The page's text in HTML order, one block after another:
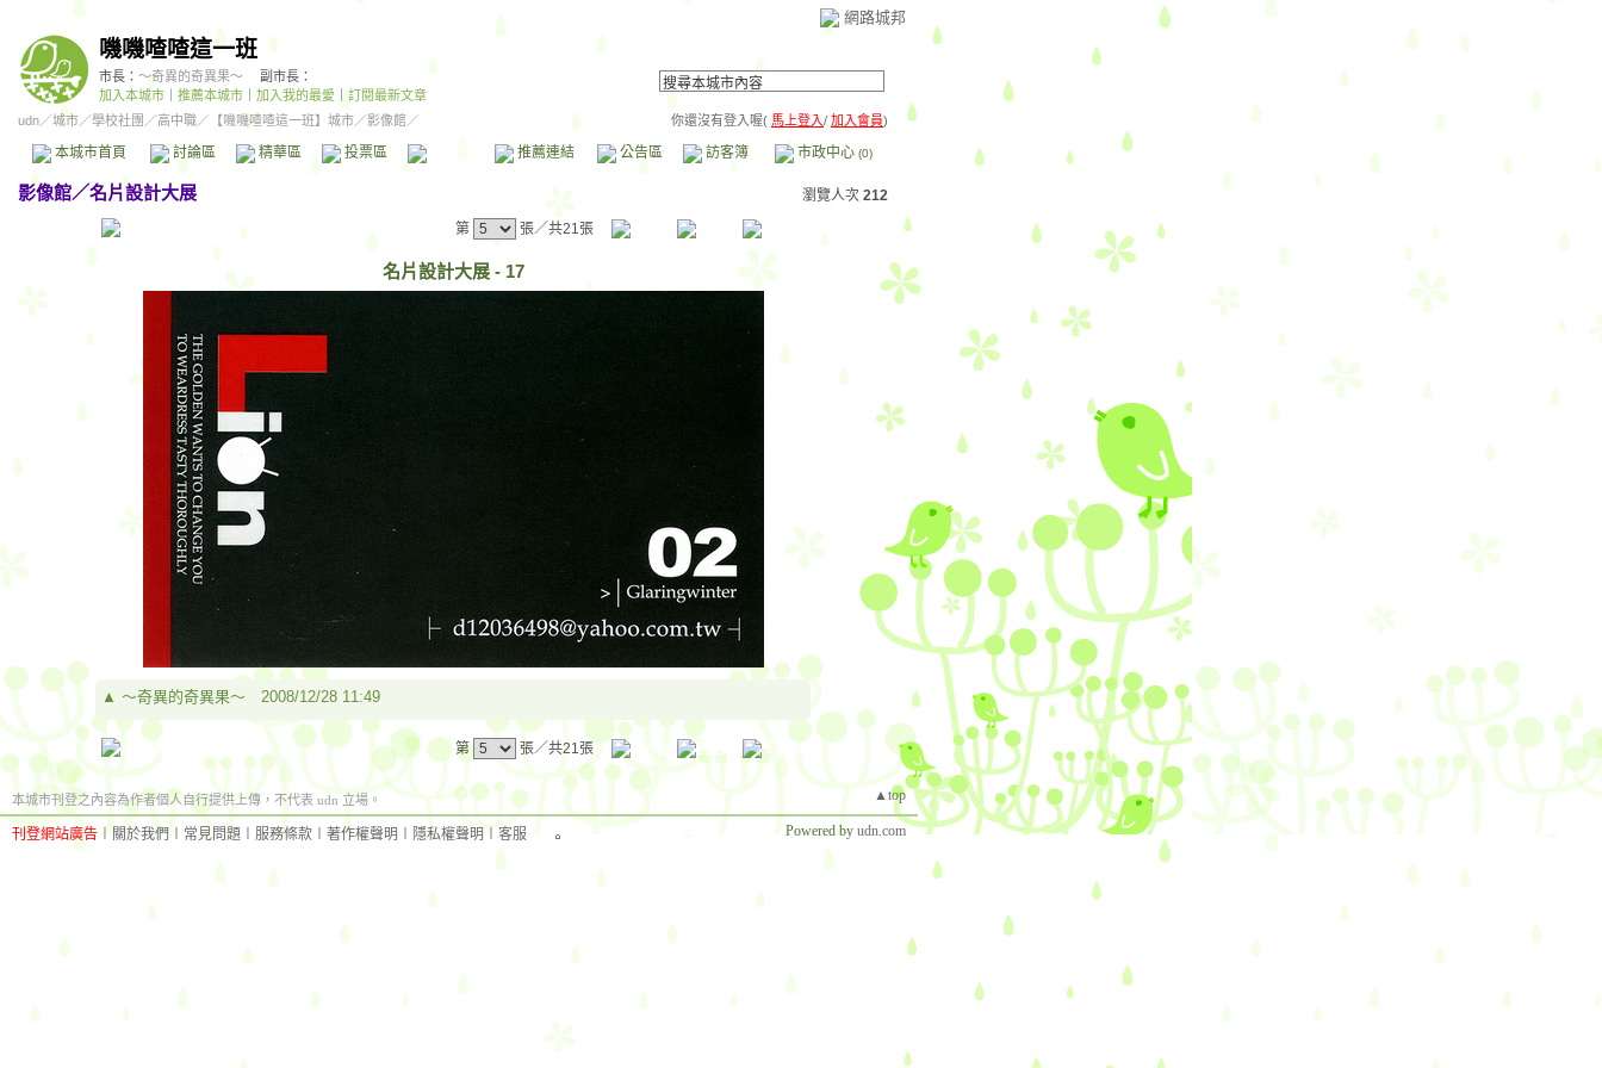
網路城邦
嘰嘰喳喳這一班
市長： ～奇異的奇異果～
副市長：
加入本城市
推薦本城市 加入我的最愛 ｜ 訂閱最新文章
udn／城市／學校社團 ／高中職／ 【嘰嘰喳喳這一班】城市／影像館／ 你還沒有登入喔( 馬上登入/ 加入會員)
本城市首頁 討論區 精華區 投票區 影像館 推薦連結 公告區 訪客簿 市政中心 (0)
影像館／名片設計大展 瀏覽人次 212
第
張／共21張
名片設計大展 - 17
▲ ～奇異的奇異果～ 2008/12/28 11:49
第 張／共21張
▲top
本城市刊登之內容為作者個人自行提供上傳，不代表 udn 立場。
刊登網站廣告 ︱ 關於我們 常見問題 服務條款 著作權聲明 隱私權聲明 客服 Powered by udn.com